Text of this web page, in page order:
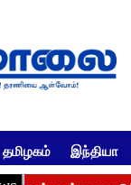
தமிழகம் இந்தியா